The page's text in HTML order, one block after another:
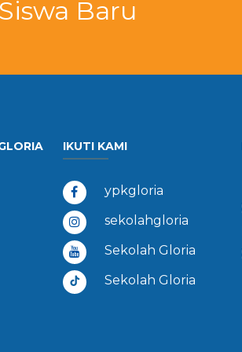
Baru
IKUTI KAMI
ypkgloria
sekolahgloria
Sekolah Gloria
Sekolah Gloria